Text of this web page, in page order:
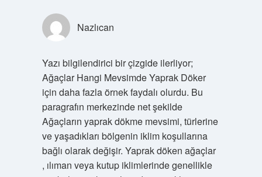
Nazlıcan
Yazı bilgilendirici bir çizgide ilerliyor;
Ağaçlar Hangi Mevsimde Yaprak Döker
için daha fazla örnek faydalı olurdu. Bu
paragrafın merkezinde net şekilde
Ağaçların yaprak dökme mevsimi, türlerine
ve yaşadıkları bölgenin iklim koşullarına
bağlı olarak değişir. Yaprak döken ağaçlar
, ılıman veya kutup iklimlerinde genellikle